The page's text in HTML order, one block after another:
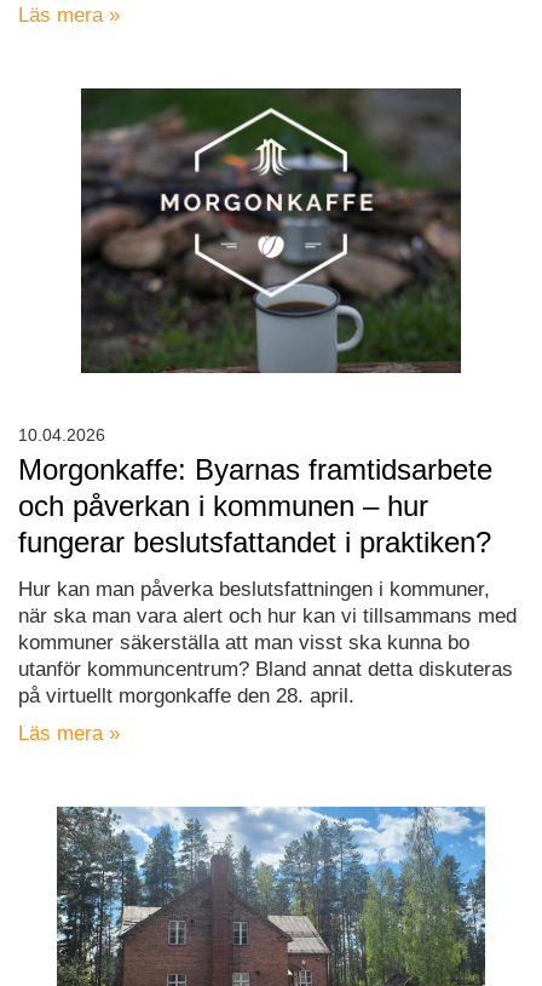
Läs mera »
Morgonkaffe: Byarnas framtidsarbete
och påverkan i kommunen – hur
fungerar beslutsfattandet i praktiken?
Hur kan man påverka beslutsfattningen i kommuner,
när ska man vara alert och hur kan vi tillsammans med
kommuner säkerställa att man visst ska kunna bo
utanför kommuncentrum? Bland annat detta diskuteras
på virtuellt morgonkaffe den 28. april.
Läs mera »
10.04.2026